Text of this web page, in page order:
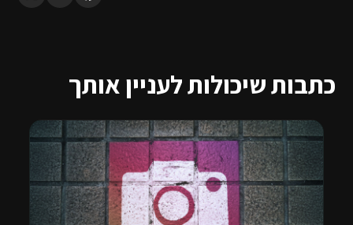
כתבות שיכולות לעניין אותך